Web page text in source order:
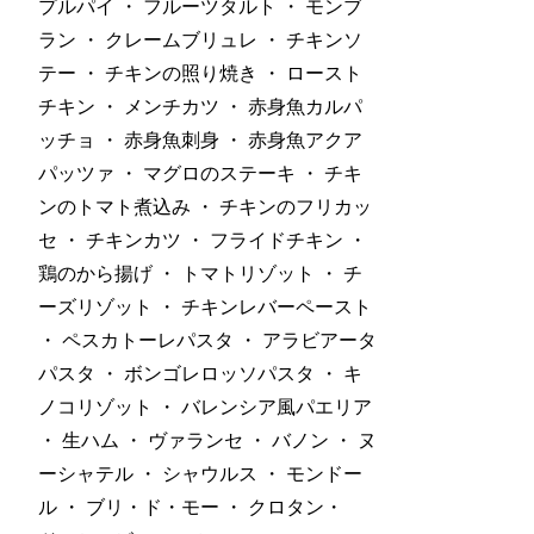
プルパイ ・ フルーツタルト ・ モンブ
ラン ・ クレームブリュレ ・ チキンソ
テー ・ チキンの照り焼き ・ ロースト
チキン ・ メンチカツ ・ 赤身魚カルパ
ッチョ ・ 赤身魚刺身 ・ 赤身魚アクア
パッツァ ・ マグロのステーキ ・ チキ
ンのトマト煮込み ・ チキンのフリカッ
セ ・ チキンカツ ・ フライドチキン ・
鶏のから揚げ ・ トマトリゾット ・ チ
ーズリゾット ・ チキンレバーペースト
・ ペスカトーレパスタ ・ アラビアータ
パスタ ・ ボンゴレロッソパスタ ・ キ
ノコリゾット ・ バレンシア風パエリア
・ 生ハム ・ ヴァランセ ・ バノン ・ ヌ
ーシャテル ・ シャウルス ・ モンドー
ル ・ ブリ・ド・モー ・ クロタン・